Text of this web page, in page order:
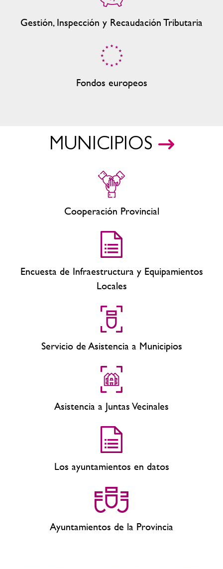
Gestión, Inspección y Recaudación Tributaria
Fondos europeos
MUNICIPIOS
Cooperación Provincial
Encuesta de Infraestructura y Equipamientos
Locales
Servicio de Asistencia a Municipios
Asistencia a Juntas Vecinales
Los ayuntamientos en datos
Ayuntamientos de la Provincia